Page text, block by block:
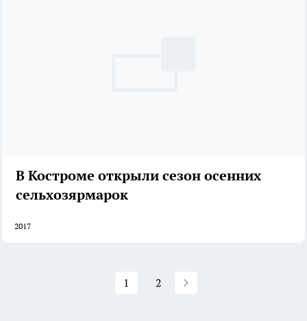
В Костроме открыли сезон осенних
сельхозярмарок
2017
1 2